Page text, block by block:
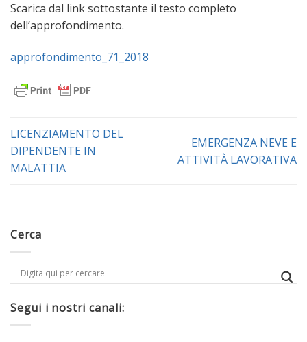
Scarica dal link sottostante il testo completo
dell’approfondimento.
approfondimento_71_2018
LICENZIAMENTO DEL
DIPENDENTE IN
MALATTIA
EMERGENZA NEVE E
ATTIVITÀ LAVORATIVA
Cerca
Segui i nostri canali: